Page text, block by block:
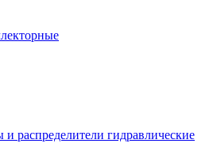
и распределители гидравлические